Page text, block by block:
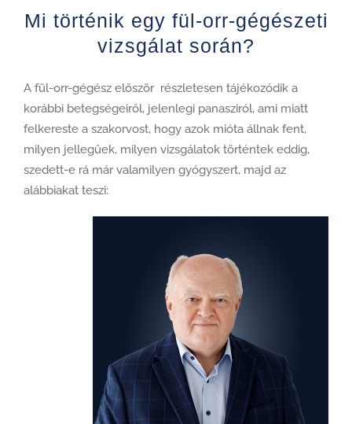
Mi történik egy fül-orr-gégészeti
vizsgálat során?
A fül-orr-gégész először részletesen tájékozódik a
korábbi betegségeiről, jelenlegi panasziról, ami miatt
felkereste a szakorvost, hogy azok mióta állnak fent,
milyen jellegűek, milyen vizsgálatok történtek eddig,
szedett-e rá már valamilyen gyógyszert, majd az
alábbiakat teszi: